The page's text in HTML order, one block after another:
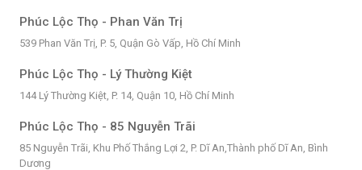
Phúc Lộc Thọ - Phan Văn Trị
539 Phan Văn Trị, P. 5, Quận Gò Vấp, Hồ Chí Minh
Phúc Lộc Thọ - Lý Thường Kiệt
144 Lý Thường Kiệt, P. 14, Quận 10, Hồ Chí Minh
Phúc Lộc Thọ - 85 Nguyễn Trãi
85 Nguyễn Trãi, Khu Phố Thắng Lợi 2, P. Dĩ An,Thành phố Dĩ An, Bình
Dương